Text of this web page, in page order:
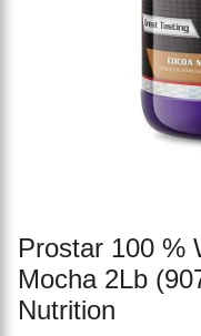
Prostar 100 %
Mocha 2Lb
Nutrition